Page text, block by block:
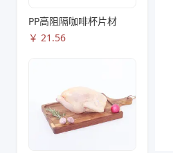
PP高阻隔咖啡杯片材
￥ 21.56